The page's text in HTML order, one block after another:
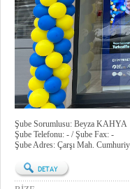
Şube Sorumlusu: Beyza KAHYA
Şube Telefonu: - / Şube Fax: -
Şube Adres: Çarşı Mah.